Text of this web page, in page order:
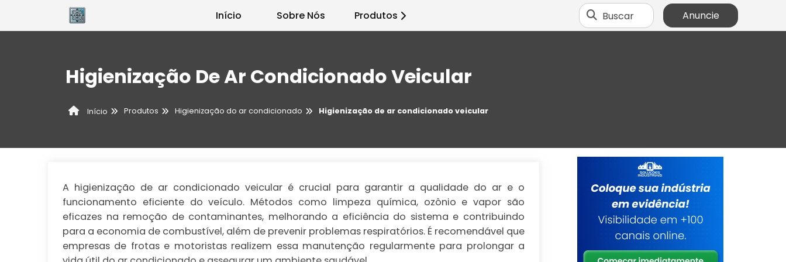
Início Sobre Nós Produtos Buscar Anuncie
Higienização De Ar Condicionado Veicular
Início Produtos Higienização do ar condicionado Higienização de ar condicionado veicular
A higienização de ar condicionado veicular é crucial para garantir a qualidade do ar e o
funcionamento eficiente do veículo. Métodos como limpeza química, ozônio e vapor são
eficazes na remoção de contaminantes, melhorando a eficiência do sistema e contribuindo
para a economia de combustível, além de prevenir problemas respiratórios. É recomendável que
empresas de frotas e motoristas realizem essa manutenção regularmente para prolongar a